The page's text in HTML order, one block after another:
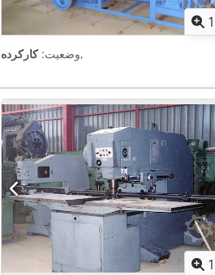
1
وضعیت:کارکرده ,
1